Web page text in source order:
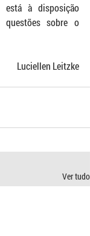
está à disposição
questões sobre o
Luciellen Leitzke
Ver tudo